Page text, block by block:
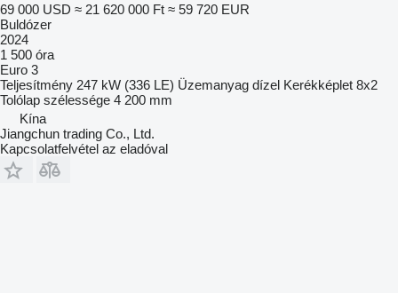
69 000 USD ≈ 21 620 000 Ft ≈ 59 720 EUR
Buldózer
2024
1 500 óra
Euro 3
Teljesítmény 247 kW (336 LE) Üzemanyag dízel Kerékképlet 8x2
Tolólap szélessége 4 200 mm
Kína
Jiangchun trading Co., Ltd.
Kapcsolatfelvétel az eladóval